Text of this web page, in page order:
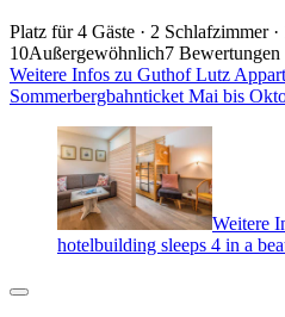
Platz für 4 Gäste · 2 Schlafzimmer
10Außergewöhnlich7 Bewertungen
Weitere Infos zu Guthof Lutz
Sommerbergbahnticket Mai bis
Weitere
hotelbuilding sleeps 4 in a